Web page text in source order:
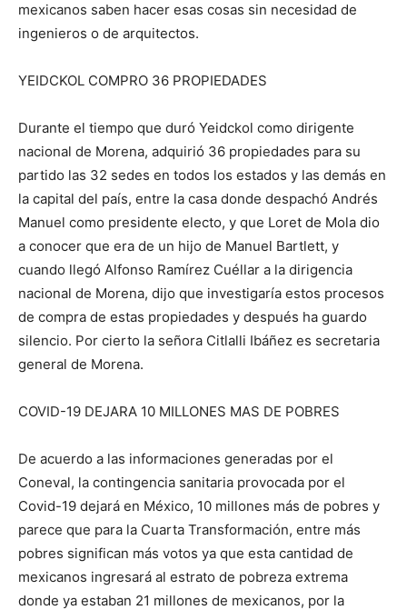
mexicanos saben hacer esas cosas sin necesidad de
ingenieros o de arquitectos.
YEIDCKOL COMPRO 36 PROPIEDADES
Durante el tiempo que duró Yeidckol como dirigente
nacional de Morena, adquirió 36 propiedades para su
partido las 32 sedes en todos los estados y las demás en
la capital del país, entre la casa donde despachó Andrés
Manuel como presidente electo, y que Loret de Mola dio
a conocer que era de un hijo de Manuel Bartlett, y
cuando llegó Alfonso Ramírez Cuéllar a la dirigencia
nacional de Morena, dijo que investigaría estos procesos
de compra de estas propiedades y después ha guardo
silencio. Por cierto la señora Citlalli Ibáñez es secretaria
general de Morena.
COVID-19 DEJARA 10 MILLONES MAS DE POBRES
De acuerdo a las informaciones generadas por el
Coneval, la contingencia sanitaria provocada por el
Covid-19 dejará en México, 10 millones más de pobres y
parece que para la Cuarta Transformación, entre más
pobres significan más votos ya que esta cantidad de
mexicanos ingresará al estrato de pobreza extrema
donde ya estaban 21 millones de mexicanos, por la